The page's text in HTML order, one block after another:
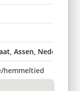
Assen, Nederland